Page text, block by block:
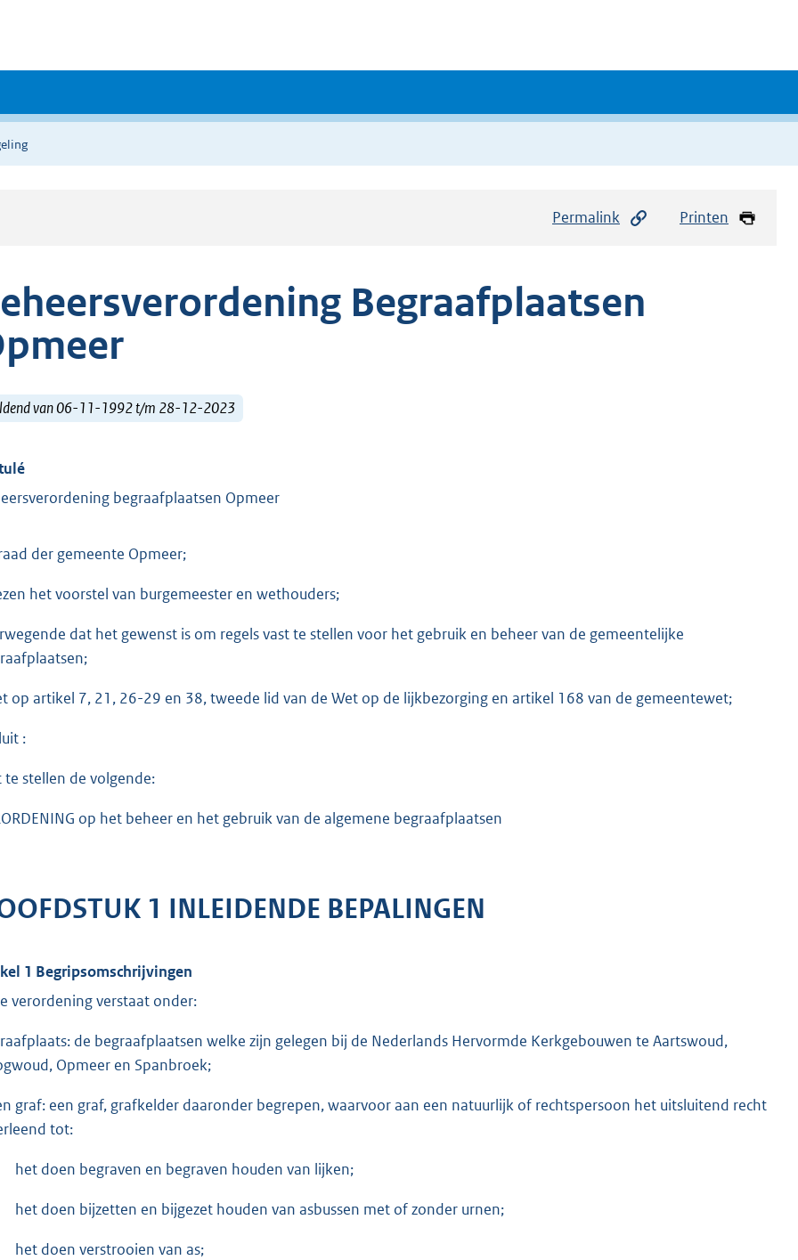
Permalink Printen
Begraafplaatsen
van 06-11-1992 t/m 28-12-2023
begraafplaatsen Opmeer
der gemeente Opmeer;
het voorstel van burgemeester en wethouders;
dat het gewenst is om regels vast te stellen voor het gebruik en beheer van de gemeentelijke
op artikel 7, 21, 26-29 en 38, tweede lid van de Wet op de lijkbezorging en artikel 168 van de gemeentewet;
:
te stellen de volgende:
op het beheer en het gebruik van de algemene begraafplaatsen
1 INLEIDENDE BEPALINGEN
1 Begripsomschrijvingen
verordening verstaat onder:
de begraafplaatsen welke zijn gelegen bij de Nederlands Hervormde Kerkgebouwen te Aartswoud,
Opmeer en Spanbroek;
graf: een graf, grafkelder daaronder begrepen, waarvoor aan een natuurlijk of rechtspersoon het uitsluitend recht
tot:
het doen begraven en begraven houden van lijken;
het doen bijzetten en bijgezet houden van asbussen met of zonder urnen;
het doen verstrooien van as;